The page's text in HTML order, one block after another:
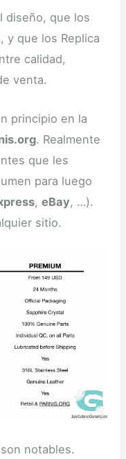
diseño, que los
y que los Replica
calidad,
venta.
principio en la
. Realmente
que les
para luego
,eBay, …).
sitio.
notables.